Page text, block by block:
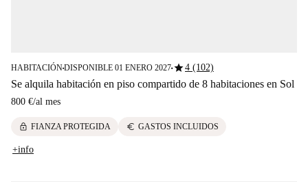
HABITACIÓN■DISPONIBLE 01 ENERO 2027■star4 (102)
Se alquila habitación en piso compartido de 8 habitaciones en Sol
800 €/al mes
lock FIANZA PROTEGIDA euro GASTOS INCLUIDOS
+info